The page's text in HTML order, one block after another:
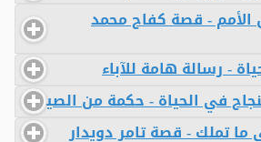
الأمم - قصة كفاح محمد